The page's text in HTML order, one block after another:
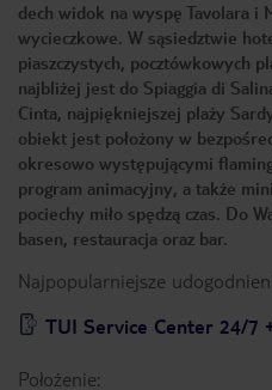
dech widok na wyspę Tavolara i
wycieczkowe. W sąsiedztwie
piaszczystych, pocztówkowych
najbliżej jest do Spiaggia di
Cinta, najpiękniejszej plaży
obiekt jest położony w
okresowo występującymi
program animacyjny, a także
pociechy miło spędzą czas. Do
basen, restauracja oraz bar.
Najpopularniejsze
TUI Service Center 24/7
Położenie: